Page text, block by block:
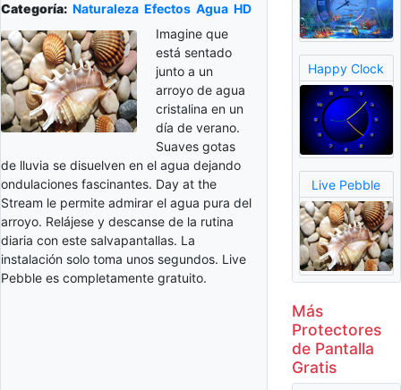
Categoría: Naturaleza Efectos Agua HD
Imagine que
está sentado
junto a un
arroyo de agua
cristalina en un
día de verano.
Suaves gotas
de lluvia se disuelven en el agua dejando
ondulaciones fascinantes. Day at the
Stream le permite admirar el agua pura del
arroyo. Relájese y descanse de la rutina
diaria con este salvapantallas. La
instalación solo toma unos segundos. Live
Pebble es completamente gratuito.
Happy Clock
Live Pebble
Más
Protectores
de Pantalla
Gratis